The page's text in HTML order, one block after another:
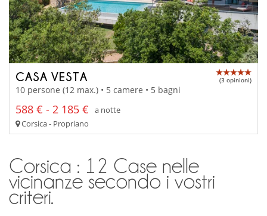
CASA VESTA (3 opinioni)
10 persone (12 max.) • 5 camere • 5 bagni
588 € - 2 185 €
a notte
Corsica - Propriano
Corsica : 12 Case nelle
vicinanze secondo i vostri
criteri.